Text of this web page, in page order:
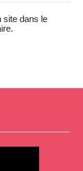
site dans le